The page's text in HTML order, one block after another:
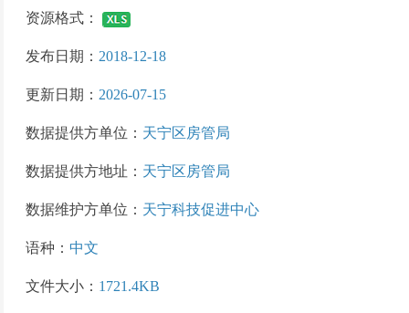
资源格式：
发布日期： 2018-12-18
更新日期： 2026-07-15
数据提供方单位： 天宁区房管局
数据提供方地址： 天宁区房管局
数据维护方单位： 天宁科技促进中心
语种： 中文
文件大小： 1721.4KB